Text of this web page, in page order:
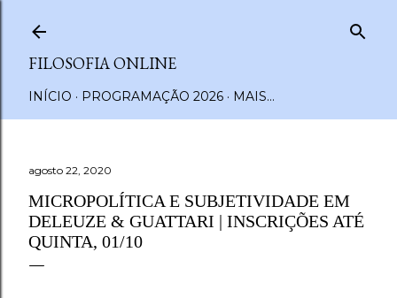
FILOSOFIA ONLINE
INÍCIO PROGRAMAÇÃO 2026 MAIS…
agosto 22, 2020
MICROPOLÍTICA E SUBJETIVIDADE EM
DELEUZE & GUATTARI | INSCRIÇÕES ATÉ
QUINTA, 01/10